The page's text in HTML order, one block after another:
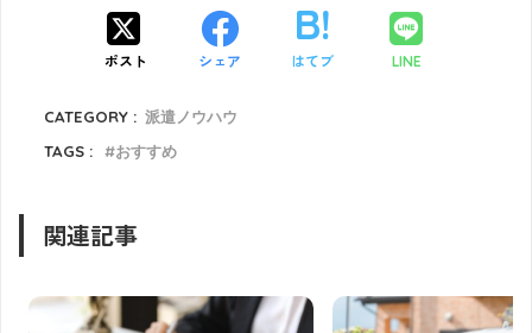
ポスト シェア はてブ LINE
CATEGORY : 派遣ノウハウ
TAGS :
おすすめ
関連記事